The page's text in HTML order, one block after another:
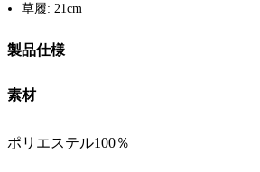
草履: 21cm
製品仕様
素材
ポリエステル100％